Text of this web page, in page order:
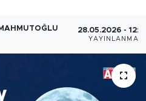
28.05.2026 -
YAYINLANMA